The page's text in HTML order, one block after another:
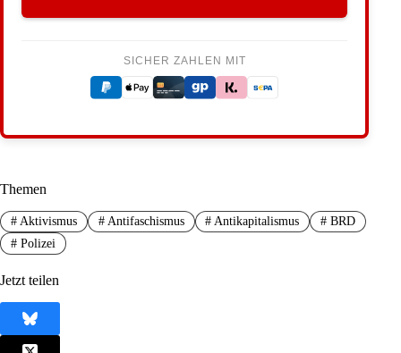
SICHER ZAHLEN MIT
Themen
#Aktivismus #Antifaschismus # Antikapitalismus # BRD
#Polizei
Jetzt teilen